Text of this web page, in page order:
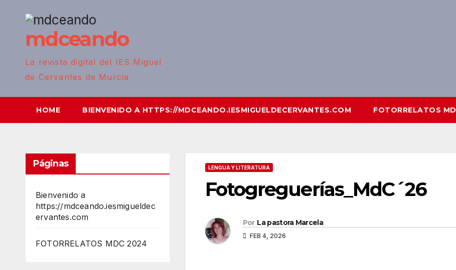
mdceando
La revista digital del IES Miguel
de Cervantes de Murcia
HOME BIENVENIDO A HTTPS://MDCEANDO.IESMIGUELDECERVANTES.COM FOTORRELATOS
Páginas
Bienvenido a
https://mdceando.iesmigueldec
ervantes.com
FOTORRELATOS MDC 2024
LENGUA Y LITERATURA
Fotogreguerías_MdC´26
Por La pastora Marcela
FEB 4, 2026